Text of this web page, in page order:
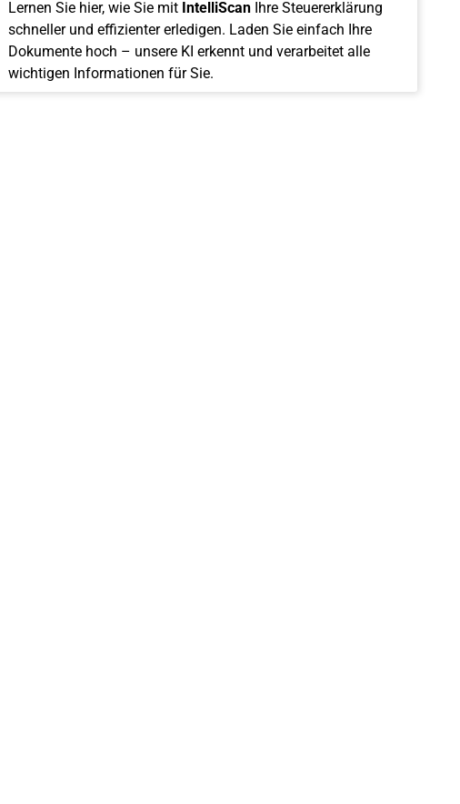
Lernen Sie hier, wie Sie mit IntelliScan Ihre Steuererklärung
schneller und effizienter erledigen. Laden Sie einfach Ihre
Dokumente hoch – unsere KI erkennt und verarbeitet alle
wichtigen Informationen für Sie.